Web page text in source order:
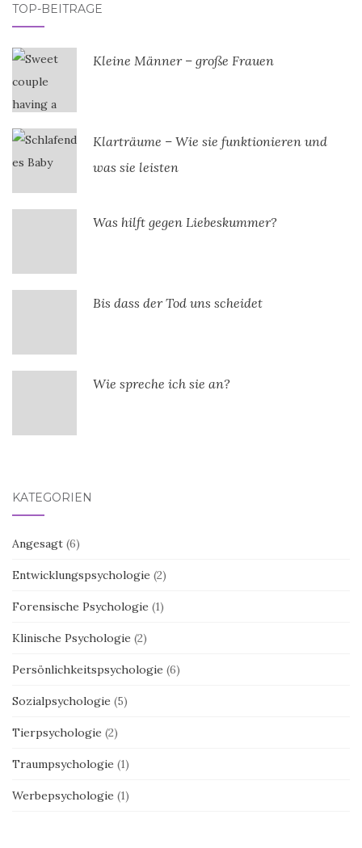
TOP-BEITRÄGE
Kleine Männer – große Frauen
Klarträume – Wie sie funktionieren und
was sie leisten
Was hilft gegen Liebeskummer?
Bis dass der Tod uns scheidet
Wie spreche ich sie an?
KATEGORIEN
Angesagt (6)
Entwicklungspsychologie (2)
Forensische Psychologie (1)
Klinische Psychologie (2)
Persönlichkeitspsychologie (6)
Sozialpsychologie (5)
Tierpsychologie (2)
Traumpsychologie (1)
Werbepsychologie (1)